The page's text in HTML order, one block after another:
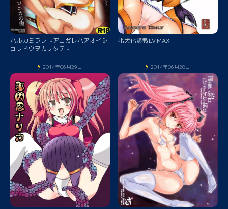
ハルカミラレ ~アコガレハアオイシ
ョウドウヲカリタテ~
牝犬化調教LV.MAX
2014年06月29日 2014年06月28日